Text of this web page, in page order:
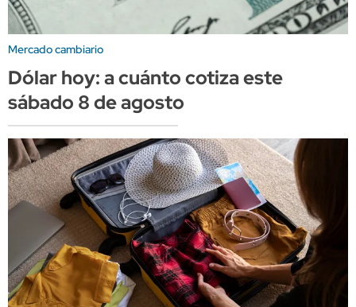
Mercado cambiario
Dólar hoy: a cuánto cotiza este
sábado 8 de agosto